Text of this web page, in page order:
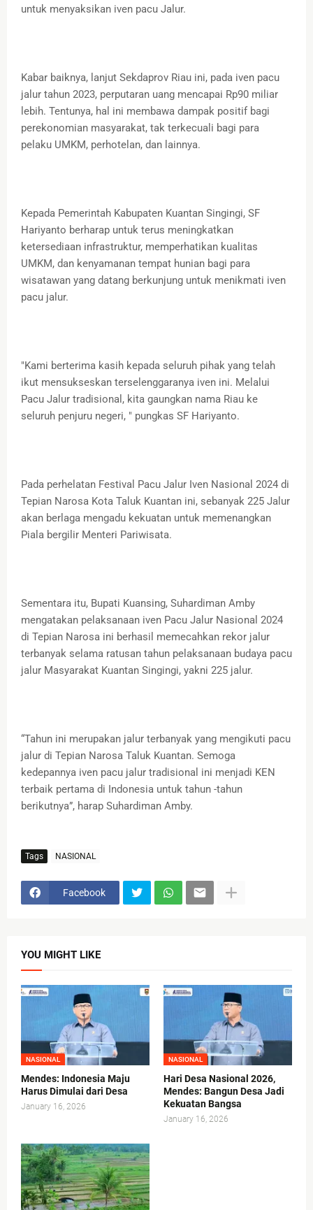
untuk menyaksikan iven pacu Jalur.
Kabar baiknya, lanjut Sekdaprov Riau ini, pada iven pacu
jalur tahun 2023, perputaran uang mencapai Rp90 miliar
lebih. Tentunya, hal ini membawa dampak positif bagi
perekonomian masyarakat, tak terkecuali bagi para
pelaku UMKM, perhotelan, dan lainnya.
Kepada Pemerintah Kabupaten Kuantan Singingi, SF
Hariyanto berharap untuk terus meningkatkan
ketersediaan infrastruktur, memperhatikan kualitas
UMKM, dan kenyamanan tempat hunian bagi para
wisatawan yang datang berkunjung untuk menikmati iven
pacu jalur.
"Kami berterima kasih kepada seluruh pihak yang telah
ikut mensukseskan terselenggaranya iven ini. Melalui
Pacu Jalur tradisional, kita gaungkan nama Riau ke
seluruh penjuru negeri, " pungkas SF Hariyanto.
Pada perhelatan Festival Pacu Jalur Iven Nasional 2024 di
Tepian Narosa Kota Taluk Kuantan ini, sebanyak 225 Jalur
akan berlaga mengadu kekuatan untuk memenangkan
Piala bergilir Menteri Pariwisata.
Sementara itu, Bupati Kuansing, Suhardiman Amby
mengatakan pelaksanaan iven Pacu Jalur Nasional 2024
di Tepian Narosa ini berhasil memecahkan rekor jalur
terbanyak selama ratusan tahun pelaksanaan budaya pacu
jalur Masyarakat Kuantan Singingi, yakni 225 jalur.
“Tahun ini merupakan jalur terbanyak yang mengikuti pacu
jalur di Tepian Narosa Taluk Kuantan. Semoga
kedepannya iven pacu jalur tradisional ini menjadi KEN
terbaik pertama di Indonesia untuk tahun -tahun
berikutnya”, harap Suhardiman Amby.
Tags NASIONAL
Facebook
YOU MIGHT LIKE
NASIONAL
Mendes: Indonesia Maju
Harus Dimulai dari Desa
January 16, 2026
NASIONAL
Hari Desa Nasional 2026,
Mendes: Bangun Desa Jadi
Kekuatan Bangsa
January 16, 2026